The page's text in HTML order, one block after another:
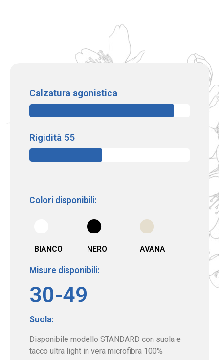
Calzatura agonistica
Rigidità 55
Colori disponibili:
BIANCO NERO AVANA
Misure disponibili:
30-49
Suola:
Disponibile modello STANDARD con suola e
tacco ultra light in vera microfibra 100%